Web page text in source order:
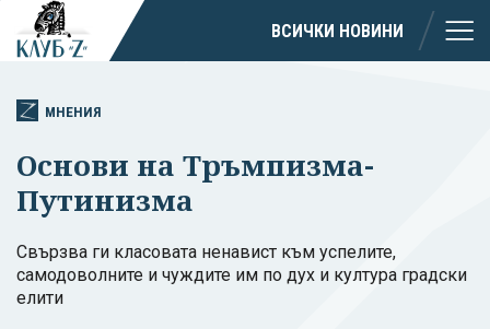
ВСИЧКИ НОВИНИ
МНЕНИЯ
Основи на Тръмпизма-
Путинизма
Свързва ги класовата ненавист към успелите,
самодоволните и чуждите им по дух и култура градски
елити